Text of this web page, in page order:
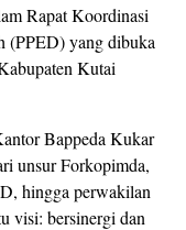
Rapat Koordinasi
(PPED) yang dibuka
Kutai
Bappeda Kukar
unsur Forkopimda,
hingga perwakilan
visi: bersinergi dan